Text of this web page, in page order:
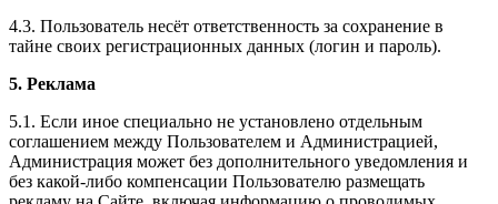
4.3. Пользователь несёт ответственность за сохранение в
тайне своих регистрационных данных (логин и пароль).
5. Реклама
5.1. Если иное специально не установлено отдельным
соглашением между Пользователем и Администрацией,
Администрация может без дополнительного уведомления и
без какой-либо компенсации Пользователю размещать